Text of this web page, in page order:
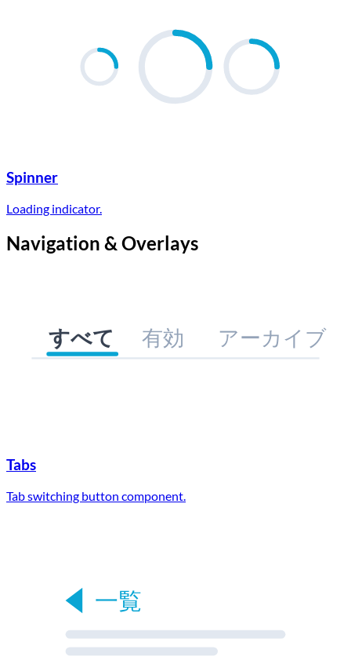
Spinner
Loading indicator.
Navigation & Overlays
すべて 有効 アーカイブ
Tabs
Tab switching button component.
一覧